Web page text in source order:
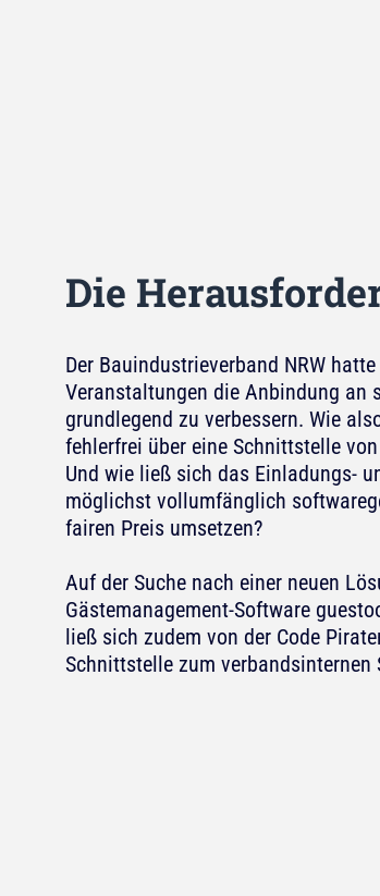
Die
Der Bauindustrieverband NRW
Veranstaltungen die Anbindung an
grundlegend zu verbessern. Wie
fehlerfrei über eine Schnittstelle
Und wie ließ sich das Einladungs-
möglichst vollumfänglich
fairen Preis umsetzen?
Auf der Suche nach einer neuen
Gästemanagement-Software
ließ sich zudem von der Code
Schnittstelle zum verbandsinternen